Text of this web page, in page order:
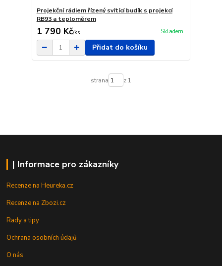
Projekční rádiem řízený svítící budík s projekcí
RB93 a teploměrem
1 790 Kč/ks Skladem
Přidat do košíku
strana z 1
| Informace pro zákazníky
Recenze na Heureka.cz
Recenze na Zbozi.cz
Rady a tipy
Ochrana osobních údajů
O nás